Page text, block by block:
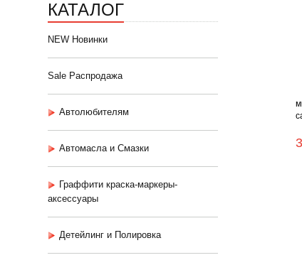
КАТАЛОГ
NEW Новинки
Sale Распродажа
Автолюбителям
Автомасла и Смазки
Граффити краска-маркеры-
аксессуары
Детейлинг и Полировка